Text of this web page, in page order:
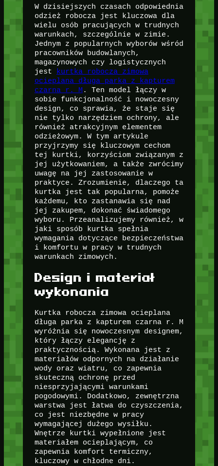
W dzisiejszych czasach odpowiednia
odzież robocza jest kluczowa dla
wielu osób pracujących w trudnych
warunkach, szczególnie w zimie.
Jednym z popularnych wyborów wśród
pracowników budowlanych,
magazynowych czy logistycznych
jest
kurtka robocza zimowa
ocieplana długa parka z kapturem
czarna r. M . Ten model łączy w
sobie funkcjonalność i nowoczesny
design, co sprawia, że staje się
nie tylko narzędziem ochrony, ale
również atrakcyjnym elementem
odzieżowym. W tym artykule
przyjrzymy się kluczowym cechom
tej kurtki, korzyściom związanym z
jej użytkowaniem, a także zwrócimy
uwagę na jej zastosowanie w
praktyce. Zrozumienie, dlaczego ta
kurtka jest tak popularna, pomoże
każdemu, kto zastanawia się nad
jej zakupem, dokonać świadomego
wyboru. Przeanalizujemy również, w
jaki sposób kurtka spełnia
wymagania dotyczące bezpieczeństwa
i komfortu w pracy w trudnych
warunkach zimowych.
Design i materiał
wykonania
Kurtka robocza zimowa ocieplana
długa parka z kapturem czarna r. M
wyróżnia się nowoczesnym designem,
który łączy elegancję z
praktycznością. Wykonana jest z
materiałów odpornych na działanie
wody oraz wiatru, co zapewnia
skuteczną ochronę przed
niesprzyjającymi warunkami
pogodowymi. Dodatkowo, zewnętrzna
warstwa jest łatwa do czyszczenia,
co jest niezbędne w pracy
wymagającej dużego wysiłku.
Wnętrze kurtki wypełnione jest
materiałem ocieplającym, co
zapewnia komfort termiczny,
kluczowy w chłodne dni.